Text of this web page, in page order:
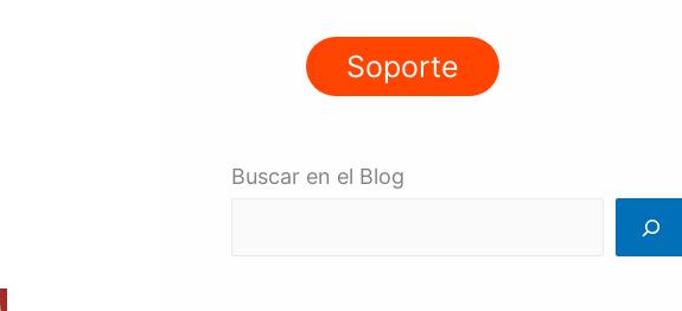
Soporte
Buscar en el Blog